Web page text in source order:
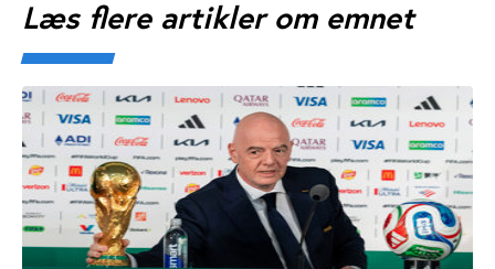
Læs flere artikler om emnet